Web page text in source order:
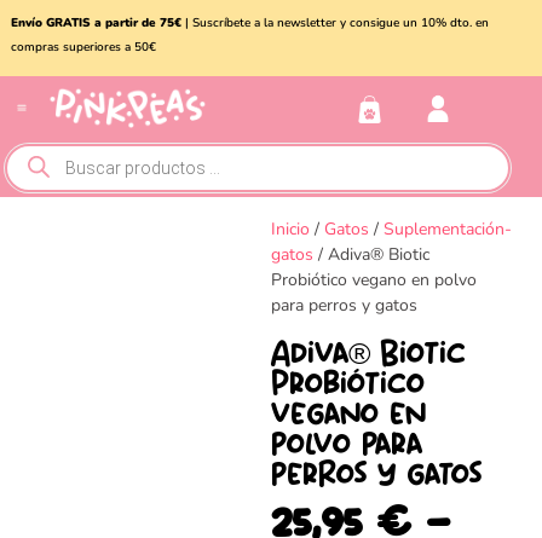
Envío GRATIS a partir de 75€| Suscríbete a la newsletter y consigue un 10% dto. en
compras superiores a 50€
Inicio / Gatos / Suplementación-
gatos / Adiva® Biotic
Probiótico vegano en polvo
para perros y gatos
Adiva® Biotic
Probiótico
vegano en
polvo para
perros y gatos
25,95 € -